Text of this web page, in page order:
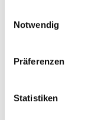
Notwendig
Präferenzen
Statistiken